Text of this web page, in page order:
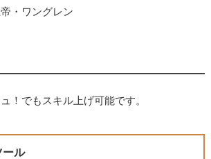
・ワングレン
！でもスキル上げ可能です。
ール